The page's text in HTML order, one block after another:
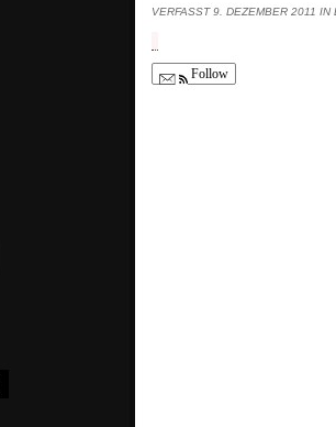
VERFASST 9. DEZEMBER 2011
Follow